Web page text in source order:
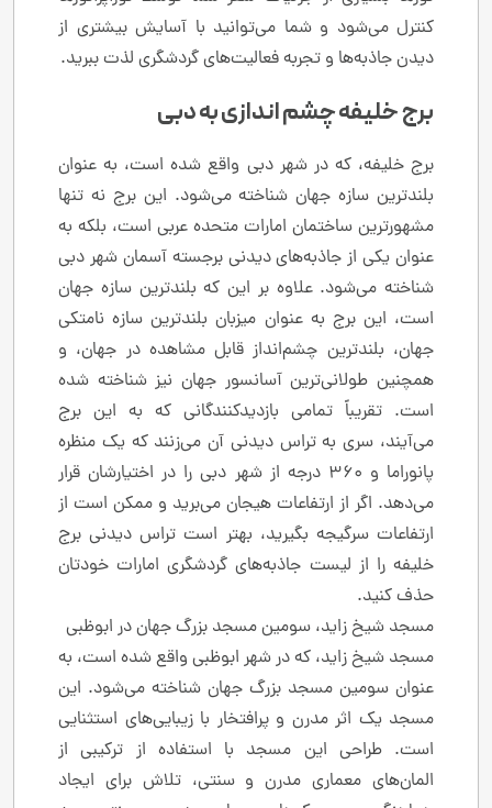
کنترل می‌شود و شما می‌توانید با آسایش بیشتری از
دیدن جاذبه‌ها و تجربه فعالیت‌های گردشگری لذت ببرید.
برج خلیفه چشم اندازی به دبی
برج خلیفه، که در شهر دبی واقع شده است، به عنوان
بلندترین سازه جهان شناخته می‌شود. این برج نه تنها
مشهورترین ساختمان امارات متحده عربی است، بلکه به
عنوان یکی از جاذبه‌های دیدنی برجسته آسمان شهر دبی
شناخته می‌شود. علاوه بر این که بلندترین سازه جهان
است، این برج به عنوان میزبان بلندترین سازه نامتکی
جهان، بلندترین چشم‌انداز قابل مشاهده در جهان، و
همچنین طولانی‌ترین آسانسور جهان نیز شناخته شده
است. تقریباً تمامی بازدیدکنندگانی که به این برج
می‌آیند، سری به تراس دیدنی آن می‌زنند که یک منظره
پانوراما و ۳۶۰ درجه از شهر دبی را در اختیارشان قرار
می‌دهد. اگر از ارتفاعات هیجان می‌برید و ممکن است از
ارتفاعات سرگیجه بگیرید، بهتر است تراس دیدنی برج
خلیفه را از لیست جاذبه‌های گردشگری امارات خودتان
حذف کنید.
مسجد شیخ زاید، سومین مسجد بزرگ جهان در ابوظبی
مسجد شیخ زاید، که در شهر ابوظبی واقع شده است، به
عنوان سومین مسجد بزرگ جهان شناخته می‌شود. این
مسجد یک اثر مدرن و پرافتخار با زیبایی‌های استثنایی
است. طراحی این مسجد با استفاده از ترکیبی از
المان‌های معماری مدرن و سنتی، تلاش برای ایجاد